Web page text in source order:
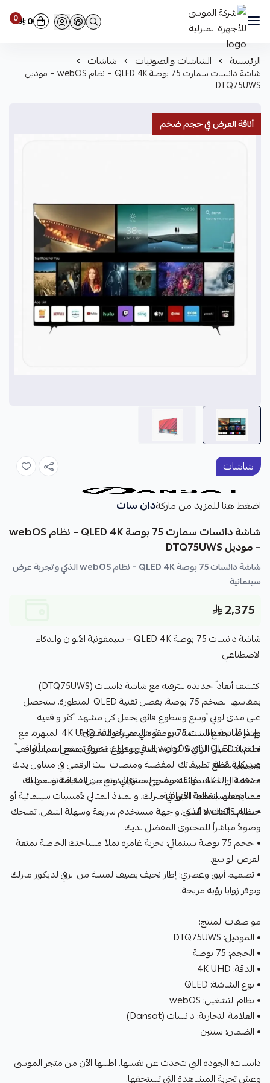
شركة الموسى للأجهزة المنزلية 0 0
الرئيسية الشاشات والصوتيات شاشات
شاشة دانسات سمارت 75 بوصة QLED 4K – نظام webOS – موديل
DTQ75UWS
أناقة العرض في حجم ضخم
شاشات
اضغط هنا للمزيد من ماركةدان سات
شاشة دانسات سمارت 75 بوصة QLED 4K – نظام webOS
– موديل DTQ75UWS
شاشة دانسات 75 بوصة QLED 4K – نظام webOS الذكي وتجربة عرض
سينمائية
2,375
شاشة دانسات 75 بوصة QLED 4K – سيمفونية الألوان والذكاء
الاصطناعي
اكتشف أبعاداً جديدة للترفيه مع شاشة دانسات (DTQ75UWS)
بمقاسها الضخم 75 بوصة. بفضل تقنية QLED المتطورة، ستحصل
على مدى لوني أوسع وسطوع فائق يجعل كل مشهد أكثر واقعية
وإشراقاً. تجمع الشاشة بين القوة البصرية ودقة 4K UHD المبهرة، مع
نظام التشغيل الذكي webOS الذي يوفر لك تجربة تصفح انسيابية
وبديهية، تضع تطبيقاتك المفضلة ومنصات البث الرقمي في متناول يدك
بضغطة زر. تصميمها النحيف والعصري يدمج بين الفخامة والعملية،
مما يجعلها القطعة الأبرز في منزلك، والملاذ المثالي لأمسيات سينمائية أو
جلسات ألعاب لا تُنسى.
لماذا شاشة دانسات 75 بوصة هي خيارك النخبوي؟
• تقنية QLED الرائدة: ألوان نابضة وسطوع متفوق يضفي عمقاً واقعياً
على كل لقطة.
• دقة 4K UHD الفائقة: وضوح استثنائي وتفاصيل دقيقة تضمن لك
مشاهدة سينمائية احترافية.
• نظام webOS الذكي: واجهة مستخدم سريعة وسهلة التنقل، تمنحك
وصولاً مباشراً للمحتوى المفضل لديك.
• حجم 75 بوصة سينمائي: تجربة غامرة تملأ مساحتك الخاصة بمتعة
العرض الواسع.
• تصميم أنيق وعصري: إطار نحيف يضيف لمسة من الرقي لديكور منزلك
ويوفر زوايا رؤية مريحة.
مواصفات المنتج:
• الموديل: DTQ75UWS
• الحجم: 75 بوصة
• الدقة: 4K UHD
• نوع الشاشة: QLED
• نظام التشغيل: webOS
• العلامة التجارية: دانسات (Dansat)
• الضمان: سنتين
دانسات؛ الجودة التي تتحدث عن نفسها. اطلبها الآن من متجر الموسى
وعش تجربة المشاهدة التي تستحقها.